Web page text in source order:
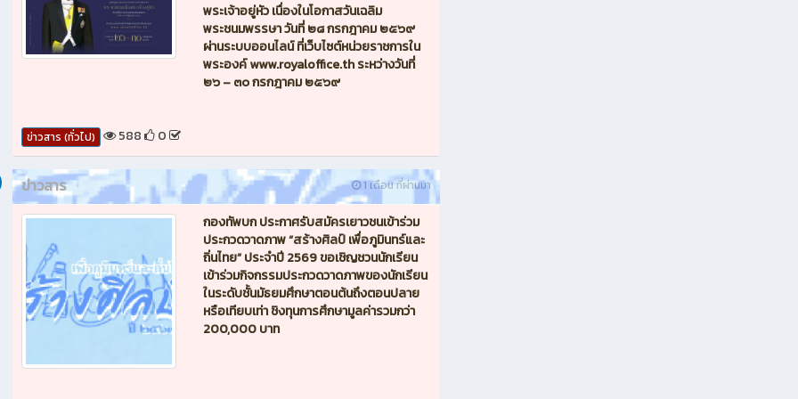
พระเจ้าอยู่หัว เนื่องในโอกาสวันเฉลิม
พระชนมพรรษา วันที่ ๒๘ กรกฎาคม ๒๕๖๙
ผ่านระบบออนไลน์ ที่เว็บไซต์หน่วยราชการใน
พระองค์ www.royaloffice.th ระหว่างวันที่
๒๖ – ๓๐ กรกฎาคม ๒๕๖๙
ข่าวสาร (ทั่วไป) 588 0
1 เดือน ที่ผ่านมา
ข่าวสาร
กองทัพบก ประกาศรับสมัครเยาวชนเข้าร่วม
ประกวดวาดภาพ “สร้างศิลป์ เพื่อภูมินทร์และ
ถิ่นไทย” ประจำปี 2569 ขอเชิญชวนนักเรียน
เข้าร่วมกิจกรรมประกวดวาดภาพของนักเรียน
ในระดับชั้นมัธยมศึกษาตอนต้นถึงตอนปลาย
หรือเทียบเท่า ชิงทุนการศึกษามูลค่ารวมกว่า
200,000 บาท